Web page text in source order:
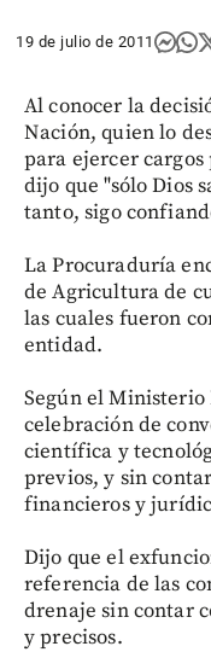
19 de julio de 2011
Al conocer la
Nación, quien lo
para ejercer
dijo que "sólo Dios
tanto, sigo
La Procuraduría
de Agricultura de
las cuales fueron
entidad.
Según el
celebración de
científica y
previos, y sin
financieros y
Dijo que el
referencia de las
drenaje sin contar
y precisos.